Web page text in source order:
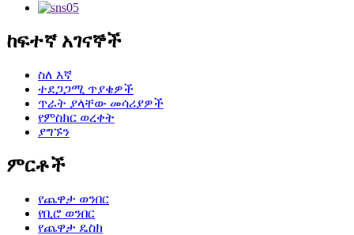
ከፍተኛ አገናኞች
ስለ እኛ
ተደጋጋሚ ጥያቄዎች
ጥራት ያላቸው መሳሪያዎች
የምስክር ወረቀት
ያግኙን
ምርቶች
የጨዋታ ወንበር
የቢሮ ወንበር
የጨዋታ ዴስክ